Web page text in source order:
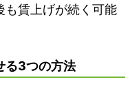
も賃上げが続く可能
る3つの方法